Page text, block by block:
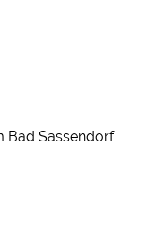
Bad Sassendorf